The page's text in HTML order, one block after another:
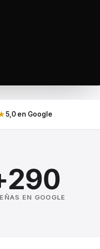
5,0 en Google
EN GOOGLE